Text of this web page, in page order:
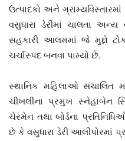
ઉત્પાદકો અને
વસુધારા ડેરીમાં ચાલતા
સહકારી આલમમાં જે મુદ્દો
ચર્ચાસ્પદ બનવા પામ્યો છે.
સ્થાનિક મહિલાઓ સંચાલિત
ચીખલીના પ્રમુખ સ્નેહાબેન
ચેરમેન તથા બોર્ડના
છે કે વસુધારા ડેરી આલીપોરમાં